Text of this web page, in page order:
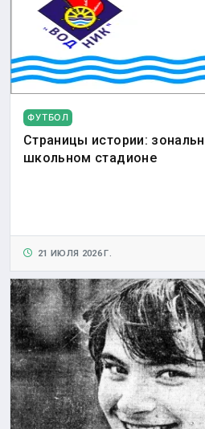
ФУТБОЛ
Страницы истории:
школьном стадионе
21 ИЮЛЯ 2026 Г.